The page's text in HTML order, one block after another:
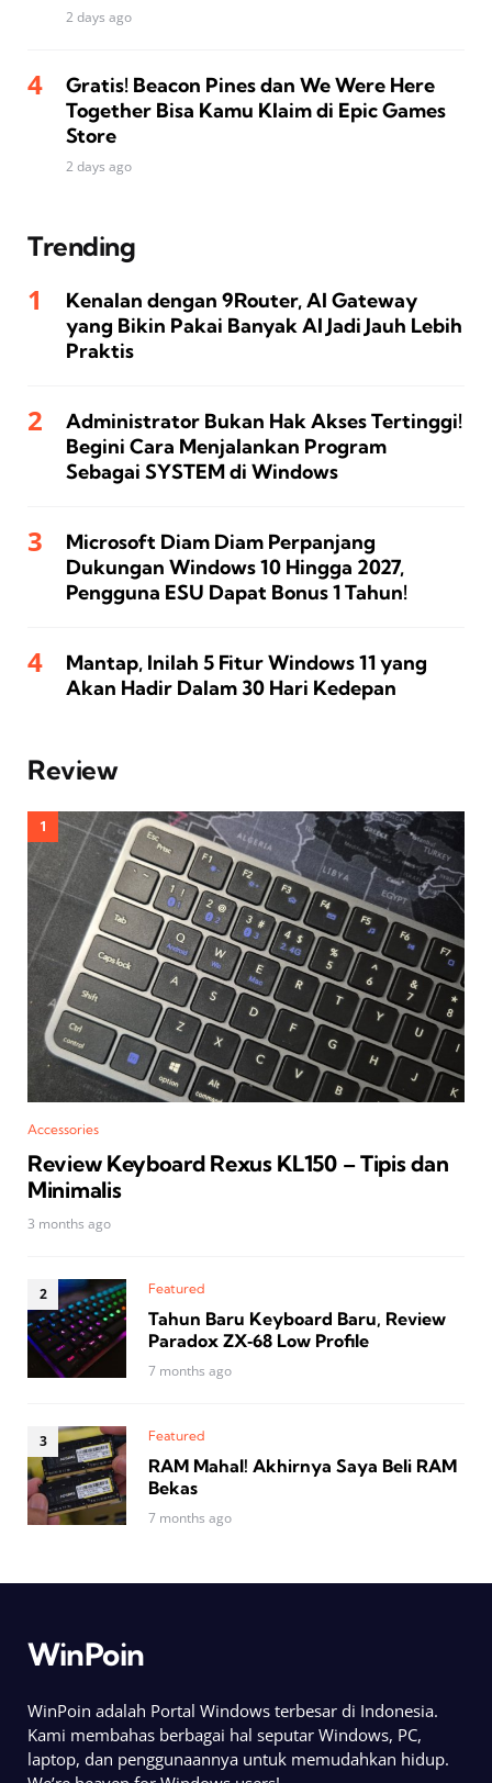
2 days ago
Gratis! Beacon Pines dan We Were Here
Together Bisa Kamu Klaim di Epic Games
Store
2 days ago
Trending
Kenalan dengan 9Router, AI Gateway
yang Bikin Pakai Banyak AI Jadi Jauh Lebih
Praktis
Administrator Bukan Hak Akses Tertinggi!
Begini Cara Menjalankan Program
Sebagai SYSTEM di Windows
Microsoft Diam Diam Perpanjang
Dukungan Windows 10 Hingga 2027,
Pengguna ESU Dapat Bonus 1 Tahun!
Mantap, Inilah 5 Fitur Windows 11 yang
Akan Hadir Dalam 30 Hari Kedepan
Review
Accessories
Review Keyboard Rexus KL150 – Tipis dan
Minimalis
3 months ago
Featured
Tahun Baru Keyboard Baru, Review
Paradox ZX‑68 Low Profile
7 months ago
Featured
RAM Mahal! Akhirnya Saya Beli RAM
Bekas
7 months ago
WinPoin
WinPoin adalah Portal Windows terbesar di Indonesia.
Kami membahas berbagai hal seputar Windows, PC,
laptop, dan penggunaannya untuk memudahkan hidup.